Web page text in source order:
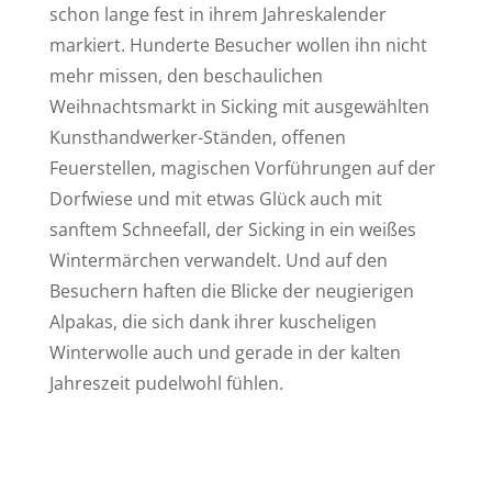
schon lange fest in ihrem Jahreskalender
markiert. Hunderte Besucher wollen ihn nicht
mehr missen, den beschaulichen
Weihnachtsmarkt in Sicking mit ausgewählten
Kunsthandwerker-Ständen, offenen
Feuerstellen, magischen Vorführungen auf der
Dorfwiese und mit etwas Glück auch mit
sanftem Schneefall, der Sicking in ein weißes
Wintermärchen verwandelt. Und auf den
Besuchern haften die Blicke der neugierigen
Alpakas, die sich dank ihrer kuscheligen
Winterwolle auch und gerade in der kalten
Jahreszeit pudelwohl fühlen.